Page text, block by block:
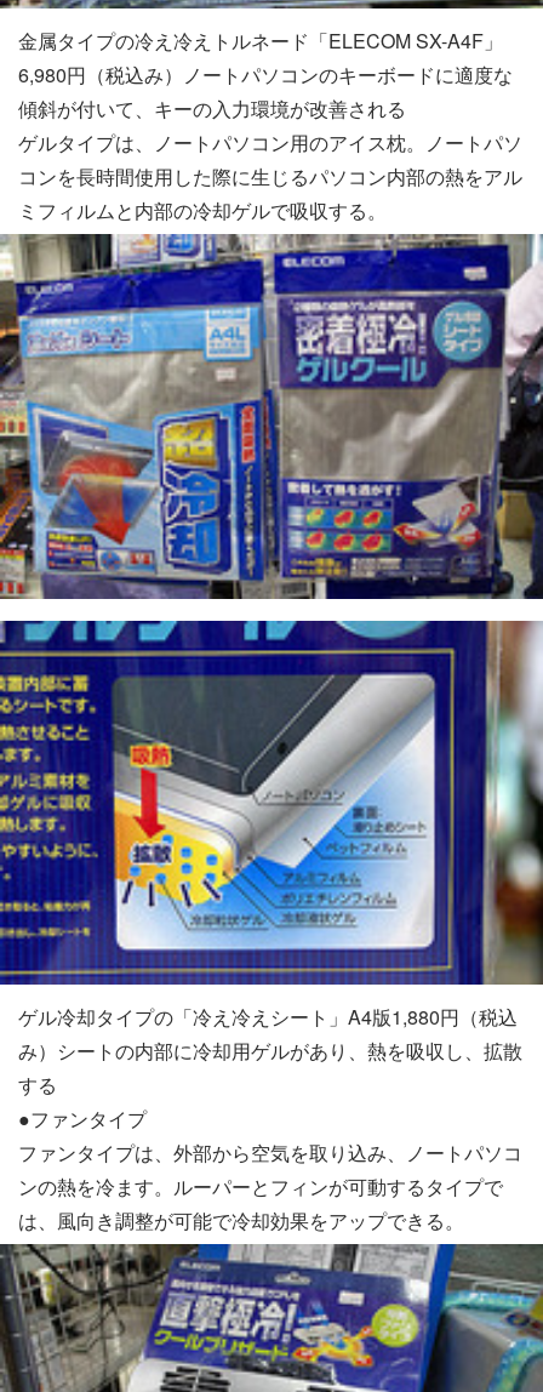
金属タイプの冷え冷えトルネード「ELECOM SX-A4F」
6,980円（税込み）ノートパソコンのキーボードに適度な
傾斜が付いて、キーの入力環境が改善される
ゲルタイプは、ノートパソコン用のアイス枕。ノートパソ
コンを長時間使用した際に生じるパソコン内部の熱をアル
ミフィルムと内部の冷却ゲルで吸収する。
ゲル冷却タイプの「冷え冷えシート」A4版1,880円（税込
み）シートの内部に冷却用ゲルがあり、熱を吸収し、拡散
する
●ファンタイプ
ファンタイプは、外部から空気を取り込み、ノートパソコ
ンの熱を冷ます。ルーパーとフィンが可動するタイプで
は、風向き調整が可能で冷却効果をアップできる。